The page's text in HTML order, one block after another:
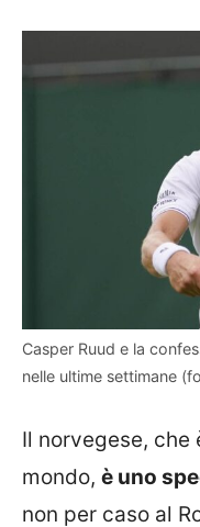
Casper Ruud e la
nelle ultime settimane
Il norvegese, che
mondo, è uno
non per caso al